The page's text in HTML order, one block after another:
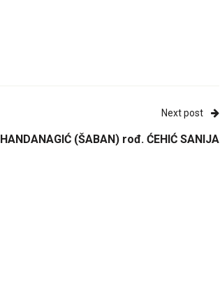
Next post
HANDANAGIĆ (ŠABAN) rođ. ĆEHIĆ SANIJA